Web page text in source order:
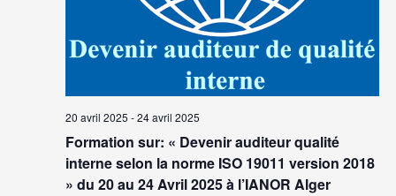
20 avril 2025 -24 avril 2025
Formation sur: « Devenir auditeur qualité
interne selon la norme ISO 19011 version 2018
» du 20 au 24 Avril 2025 à l’IANOR Alger